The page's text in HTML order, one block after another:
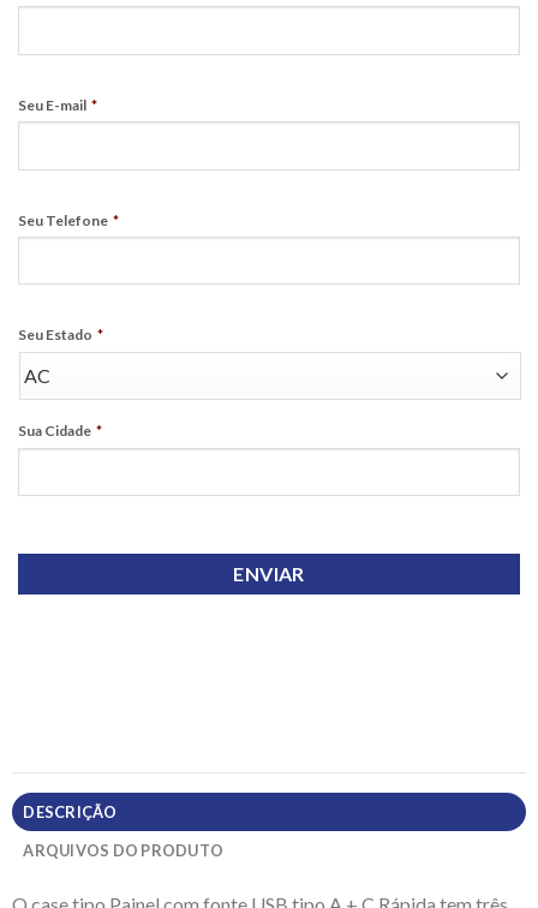
Seu E-mail *
Seu Telefone *
Seu Estado *
Sua Cidade *
DESCRIÇÃO
ARQUIVOS DO PRODUTO